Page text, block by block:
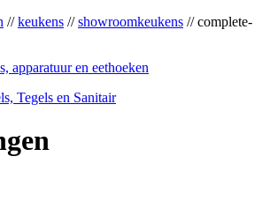
//keukens //showroomkeukens // complete-
apparatuur en eethoeken
Tegels en Sanitair